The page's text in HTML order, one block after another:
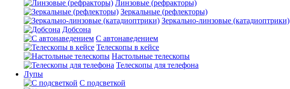
Линзовые (рефракторы)
Зеркальные (рефлекторы)
Зеркально-линзовые (катадиоптрики)
Добсона
С автонаведением
Телескопы в кейсе
Настольные телескопы
Телескопы для телефона
Лупы
С подсветкой